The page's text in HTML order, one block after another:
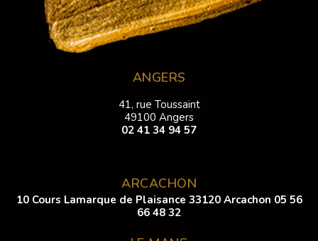
ANGERS
41, rue Toussaint
49100 Angers
02 41 34 94 57
ARCACHON
10 Cours Lamarque de Plaisance 33120 Arcachon 05 56
66 48 32